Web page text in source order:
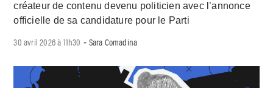
créateur de contenu devenu politicien avec l’annonce
officielle de sa candidature pour le Parti
30 avril 2026 à 11h30 - Sara Comadina